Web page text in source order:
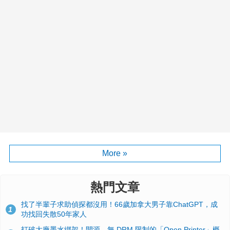
More »
熱門文章
1
找了半輩子求助偵探都沒用！66歲加拿大男子靠ChatGPT，成
功找回失散50年家人